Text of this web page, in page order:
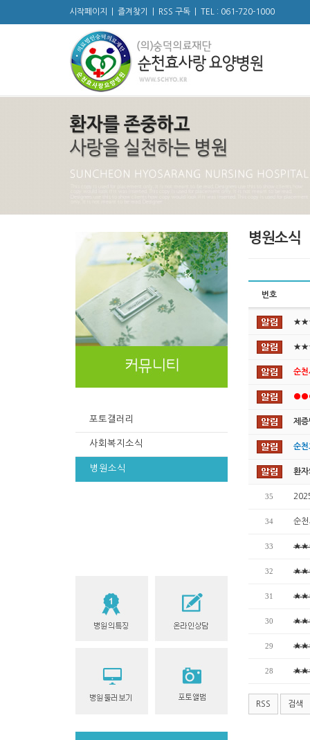
시작페이지 즐겨찾기 RSS 구독 TEL : 061-720-1000
포토갤러리
사회복지소식
병원소식
병원소식
번호
순
제
순천
환자
35
34 순
33
32
31
30
29
28
RSS 검색